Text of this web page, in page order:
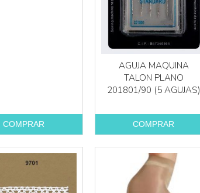
COMPRAR
AGUJA MAQUINA
TALON PLANO
201801/90 (5 AGUJAS)
COMPRAR